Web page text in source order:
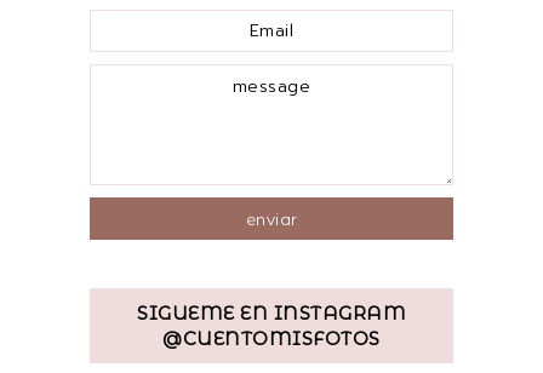
SIGUEME EN INSTAGRAM
@CUENTOMISFOTOS